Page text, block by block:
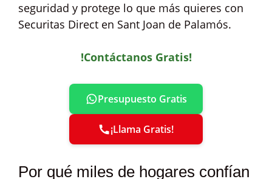
seguridad y protege lo que más quieres con
Securitas Direct en Sant Joan de Palamós.
!Contáctanos Gratis!
Presupuesto Gratis
¡Llama Gratis!
Por qué miles de hogares confían